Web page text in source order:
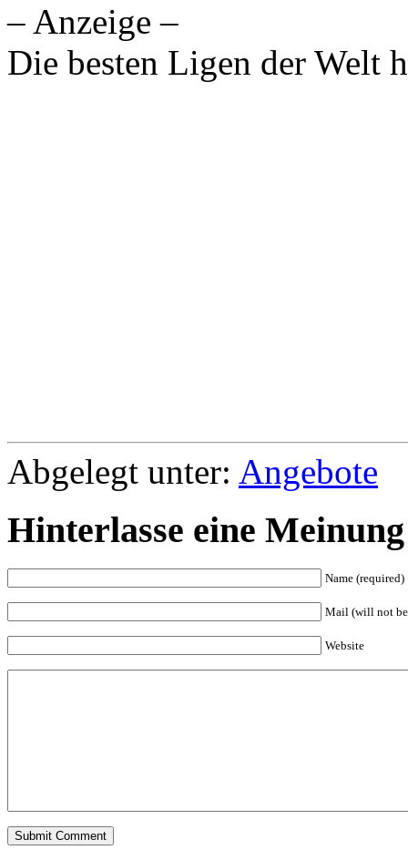
– Anzeige –
Die besten Ligen der Welt
Abgelegt unter: Angebote
Hinterlasse eine Meinung
Name (required)
Mail (will not
Website